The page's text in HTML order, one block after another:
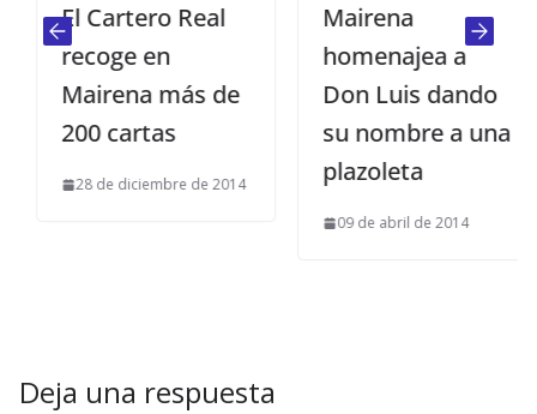
El Cartero Real
recoge en
Mairena más de
200 cartas
28 de diciembre de 2014
Mairena
homenajea a
Don Luis dando
su nombre a una
plazoleta
09 de abril de 2014
Deja una respuesta